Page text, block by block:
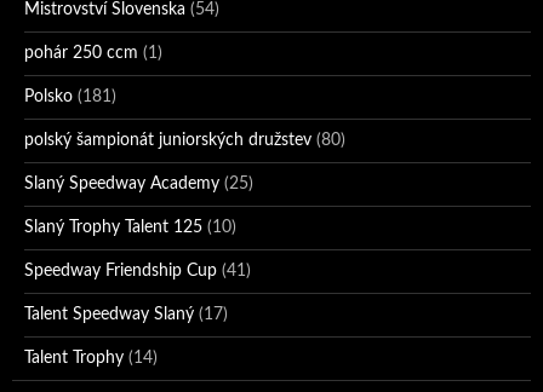
Mistrovství Slovenska (54)
pohár 250 ccm (1)
Polsko (181)
polský šampionát juniorských družstev (80)
Slaný Speedway Academy (25)
Slaný Trophy Talent 125 (10)
Speedway Friendship Cup (41)
Talent Speedway Slaný (17)
Talent Trophy (14)